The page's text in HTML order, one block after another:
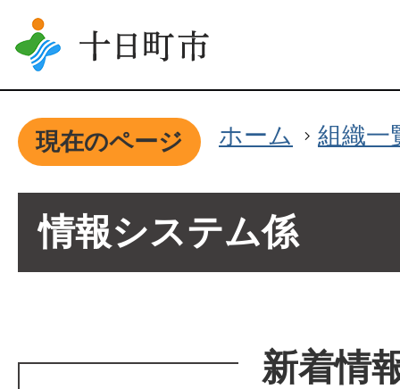
現在のページ ホーム 組織一
情報システム係
新着情